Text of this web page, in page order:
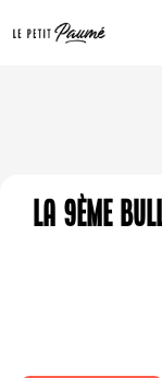
La 9ème